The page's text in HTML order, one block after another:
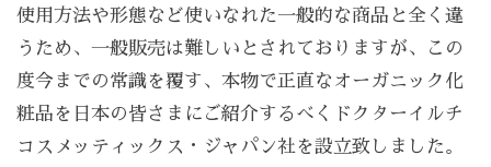
使用方法や形態など使いなれた一般的な商品と全く違
うため、一般販売は難しいとされておりますが、この
度今までの常識を覆す、本物で正直なオーガニック化
粧品を日本の皆さまにご紹介するべくドクターイルチ
コスメッティックス・ジャパン社を設立致しました。